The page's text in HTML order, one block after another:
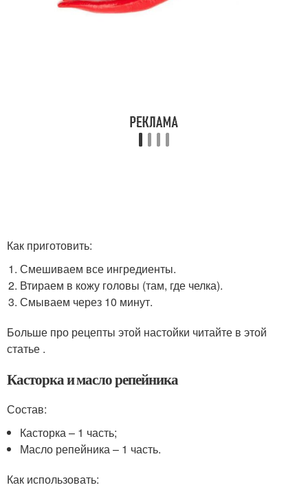
Как приготовить:
Смешиваем все ингредиенты.
Втираем в кожу головы (там, где челка).
Смываем через 10 минут.
Больше про рецепты этой настойки читайте в этой
статье .
Касторка и масло репейника
Состав:
Касторка – 1 часть;
Масло репейника – 1 часть.
Как использовать: